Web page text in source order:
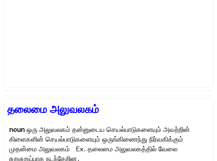
தலைமை அலுவலகம்
noun ஒரு அலுவலகம் தன்னுடைய செயல்பாடுகளையும் அவற்றின்
கிளைகளின் செயல்பாடுகளையும் ஒருங்கிணைந்து நிர்வகிக்கும்
முதன்மை அலுவலகம் Ex.தலைமை அலுவலகத்தில் வேலை